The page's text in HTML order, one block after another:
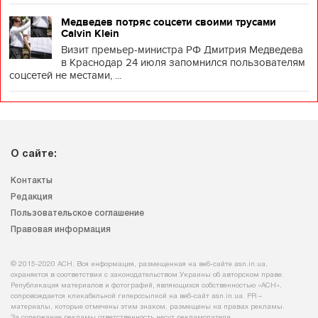
Медведев потряс соцсети своими трусами
Calvin Klein
Визит премьер-министра РФ Дмитрия Медведева
в Краснодар 24 июля запомнился пользователям
соцсетей не местами, ...
О сайте:
Контакты
Редакция
Пользовательское соглашение
Правовая информация
© 2015-2020 АСН. Вся информация, размещенная на веб-сайте asn.in.ua,
охраняется в соответствии с законодательством Украины об авторском праве.
Републикация материалов и фотографий, являющихся собственностью «АСН»,
сопровождается кликабельной гиперссылкой на веб-сайт asn.іn.ua. PR –
материалы, которые отмечены этим знаком, размещены на правах рекламы.